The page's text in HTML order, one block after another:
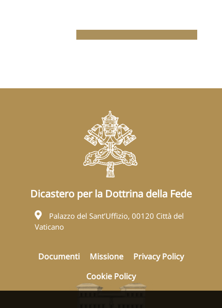
Dicastero per la Dottrina della Fede
Palazzo del Sant’Uffizio, 00120 Città del
Vaticano
Documenti Missione
Privacy Policy
Cookie Policy